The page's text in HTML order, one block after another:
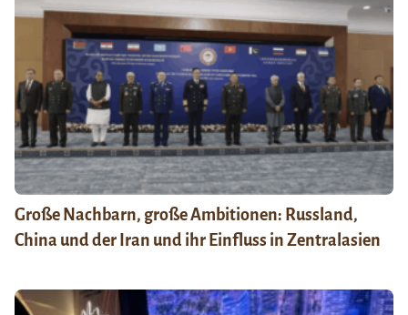
Große Nachbarn, große Ambitionen: Russland,
China und der Iran und ihr Einfluss in Zentralasien